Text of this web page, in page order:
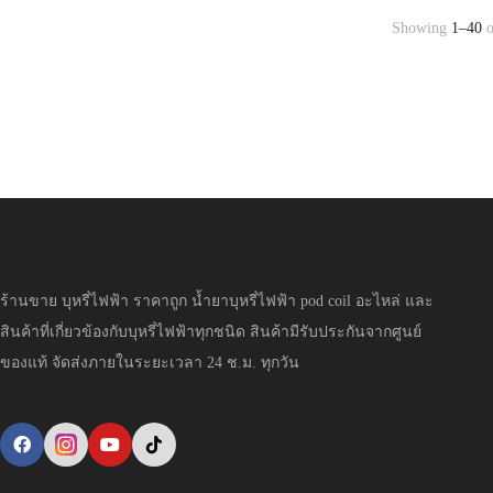
Showing 1–40
ร้านขาย บุหรี่ไฟฟ้า ราคาถูก น้ำยาบุหรี่ไฟฟ้า pod coil อะไหล่ และ
สินค้าที่เกี่ยวข้องกับบุหรี่ไฟฟ้าทุกชนิด สินค้ามีรับประกันจากศูนย์
ของแท้ จัดส่งภายในระยะเวลา 24 ช.ม. ทุกวัน